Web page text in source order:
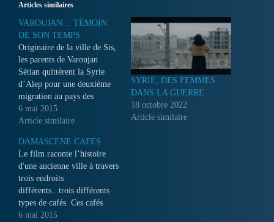
Articles similaires
VAROUJAN… TÉMOIN
DE SON TEMPS
Originaire de la ville de Sis,
les parents de Varoujan
Sétian quittèrent la Syrie
d’Alep pour une deuxième
migration au pays des
cèdres. Ce fils de rescapés
du génocide commence ses
l'uns des premiers quartiers
arméniens de Beyrouth...
6 mai 2015
Article similaire
SYRIE, DES FEMMES
DANS LA GUERRE
18 octobre 2022
Article similaire
DAMASCENE CAFES
Le film raconte l’histoire
d'une ancienne ville à travers
trois endroits
différents...trois différents
types de cafés. Ces cafés
assistent au processus de
6 mai 2015